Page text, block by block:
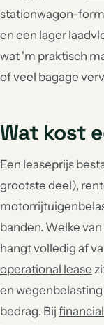
stationwagon-
en een lager
wat 'm praktisch
of veel bagage
Wat kost
Een leaseprijs
grootste deel),
banden. Welke
hangt volledig af
operational lease
en
bedrag. Bij